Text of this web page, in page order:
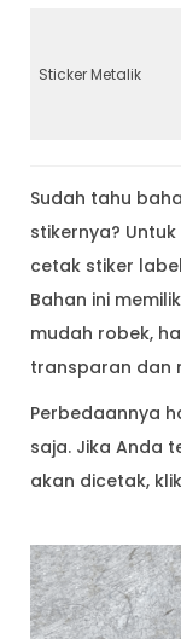
Sticker Metalik
Sudah tahu
stikernya?
cetak stiker
Bahan ini
mudah robek,
transparan dan
Perbedaannya
saja. Jika Anda
akan dicetak,